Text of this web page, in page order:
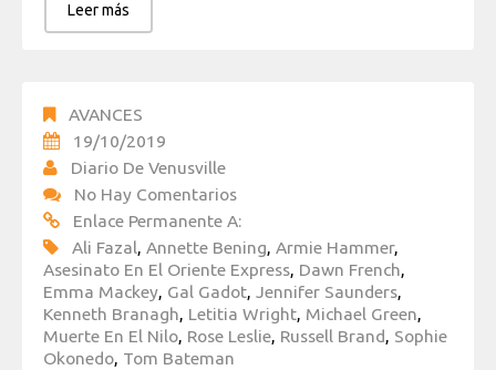
Leer más
AVANCES
19/10/2019
Diario De Venusville
No Hay Comentarios
Enlace Permanente A:
Ali Fazal, Annette Bening, Armie Hammer,
Asesinato En El Oriente Express, Dawn French,
Emma Mackey, Gal Gadot, Jennifer Saunders,
Kenneth Branagh, Letitia Wright, Michael Green,
Muerte En El Nilo, Rose Leslie, Russell Brand, Sophie
Okonedo, Tom Bateman